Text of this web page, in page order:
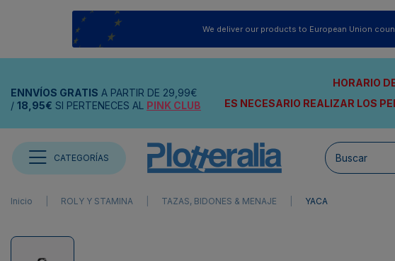
We deliver our products to European Union
ENNVÍOS GRATIS A PARTIR DE 29,99€
/ 18,95€ SI PERTENECES AL PINK CLUB
HORARIO
ES NECESARIO REALIZAR LOS
CATEGORÍAS
Inicio ROLY Y STAMINA TAZAS, BIDONES & MENAJE YACA